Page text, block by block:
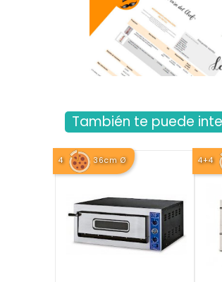
También te puede
4 36cm Ø 4+4